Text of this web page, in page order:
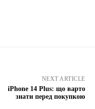
NEXT ARTICLE
iPhone 14 Plus: що варто
знати перед покупкою